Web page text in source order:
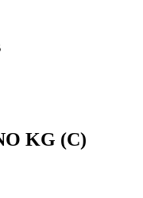
KG (C)